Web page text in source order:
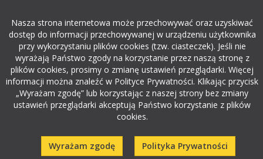
Dodaj ogłoszenie o pracę
rekrutacja w it
Nasza strona internetowa może przechowywać oraz uzyskiwać
dostęp do informacji przechowywanej w urządzeniu użytkownika
przy wykorzystaniu plików cookies (tzw. ciasteczek). Jeśli nie
wyrażają Państwo zgody na korzystanie przez naszą stronę z
plików cookies, prosimy o zmianę ustawień przeglądarki. Więcej
informacji można znaleźć w Polityce Prywatności. Klikając przycisk
„Wyrażam zgodę” lub korzystając z naszej strony bez zmiany
ustawień przeglądarki akceptują Państwo korzystanie z plików
cookies.
Wyrażam zgodę Polityka Prywatności